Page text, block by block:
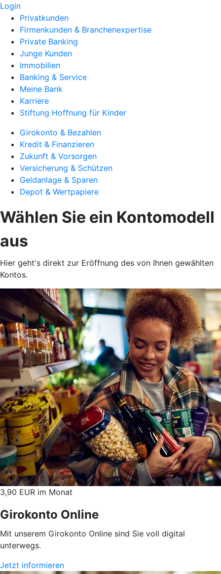
Login
Privatkunden
Firmenkunden & Branchenexpertise
Private Banking
Junge Kunden
Immobilien
Banking & Service
Meine Bank
Karriere
Stiftung Hoffnung für Kinder
Girokonto & Bezahlen
Kredit & Finanzieren
Zukunft & Vorsorgen
Versicherung & Schützen
Geldanlage & Sparen
Depot & Wertpapiere
Wählen Sie ein Kontomodell
aus
Hier geht's direkt zur Eröffnung des von Ihnen gewählten
Kontos.
3,90 EUR im Monat
Girokonto Online
Mit unserem Girokonto Online sind Sie voll digital
unterwegs.
Jetzt informieren